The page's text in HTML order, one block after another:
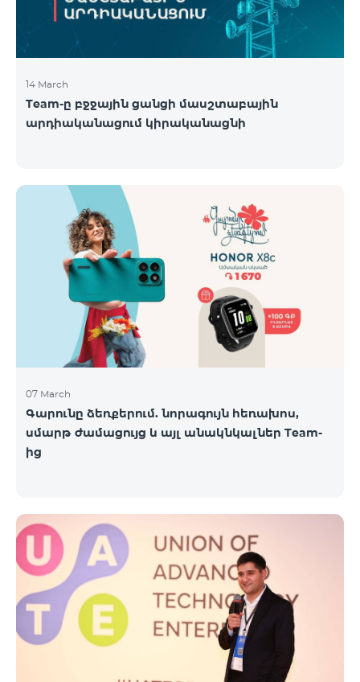
14 March
Team-ը բջջային ցանցի մասշտաբային
արդիականացում կիրականացնի
07 March
Գարունը ձեռքերում. նորագույն հեռախոս,
սմարթ ժամացույց և այլ անակնկալներ Team-
ից